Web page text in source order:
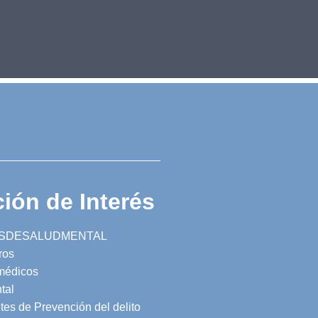
de Interés
de Prevención del delito